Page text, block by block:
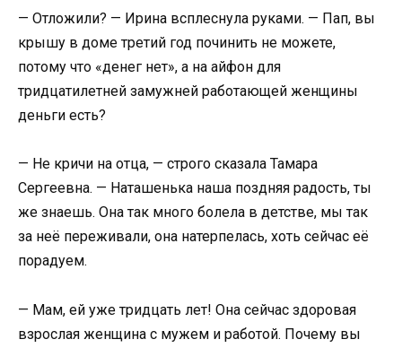
— Отложили? — Ирина всплеснула руками. — Пап, вы
крышу в доме третий год починить не можете,
потому что «денег нет», а на айфон для
тридцатилетней замужней работающей женщины
деньги есть?
— Не кричи на отца, — строго сказала Тамара
Сергеевна. — Наташенька наша поздняя радость, ты
же знаешь. Она так много болела в детстве, мы так
за неё переживали, она натерпелась, хоть сейчас её
порадуем.
— Мам, ей уже тридцать лет! Она сейчас здоровая
взрослая женщина с мужем и работой. Почему вы